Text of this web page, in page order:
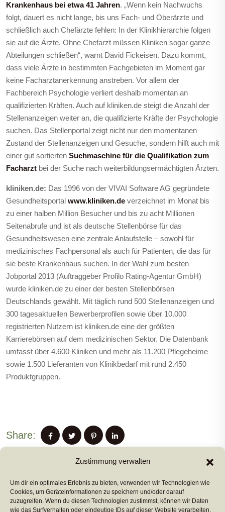
Zustimmung verwalten
Um dir ein optimales Erlebnis zu bieten, verwenden wir Technologien wie
Cookies, um Geräteinformationen zu speichern und/oder darauf
zuzugreifen. Wenn du diesen Technologien zustimmst, können wir Daten
wie das Surfverhalten oder eindeutige IDs auf dieser Website verarbeiten.
Krankenhaus bei etwa 41 Jahren. „Wenn kein Nachwuchs
folgt, dauert es nicht lange, bis uns Fach- und Oberärzte und
schließlich auch Chefärzte fehlen: In der Klinikhierarchie folgen
sie auf die Ärzte. Ohne Chefarzt müssen Kliniken sogar ganze
Abteilungen schließen“, warnt David Fickeisen. Dazu kommt,
dass viele Ärzte in bestimmten Fachgebieten im Moment gar
keine Facharztanerkennung anstreben. Vor allem der
Fachbereich Psychologie verliert deshalb momentan an
qualifizierten Kräften. Auch auf kliniken.de steigt die Anzahl der
Stellenanzeigen weiter an, die qualifizierte Kräfte der Psychologie
suchen. Das Stellenportal zeigt nicht nur den momentanen
Zustand der Stellenanzeigen und Gesuche, sondern hilft auch mit
einer gut sortierten Suchmaschine für die Qualifikation zum
Facharzt bei der Suche nach weiterbildungsermächtigten Ärzten.
kliniken.de: Das 1996 von der VIVAI Software AG gegründete
Gesundheitsportal www.kliniken.de verzeichnet im Monat bis
zu einer halben Million Besucher und bis zu acht Millionen
Seitenabrufe und ist als deutsche Stellenbörse für das
Gesundheitswesen eine zentrale Anlaufstelle – sowohl für
medizinisches Fachpersonal als auch für Patienten, die das für
sie beste Krankenhaus suchen. In der Wahl zum besten
Jobportal 2013 (Auftraggeber Profilo Rating-Agentur GmbH)
wurde kliniken.de zu einer der besten Stellenbörsen
Deutschlands gewählt. Mit täglich rund 500 Stellenanzeigen und
300 tagesaktuellen Bewerberprofilen sowie über 10.000
registrierten Nutzern ist kliniken.de eine der größten
Karrierebörsen auf dem medizinischen Sektor. Die Datenbank
umfasst über 4.600 Kliniken und mehr als 11.200 Pflegeheime
sowie 1.500 Lieferanten von Klinikbedarf mit rund 2.450
Produktgruppen.
Share:
PREVIUS POST